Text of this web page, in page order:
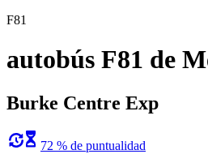
F81
autobús F81 de
Burke Centre Exp
72 % de puntualidad